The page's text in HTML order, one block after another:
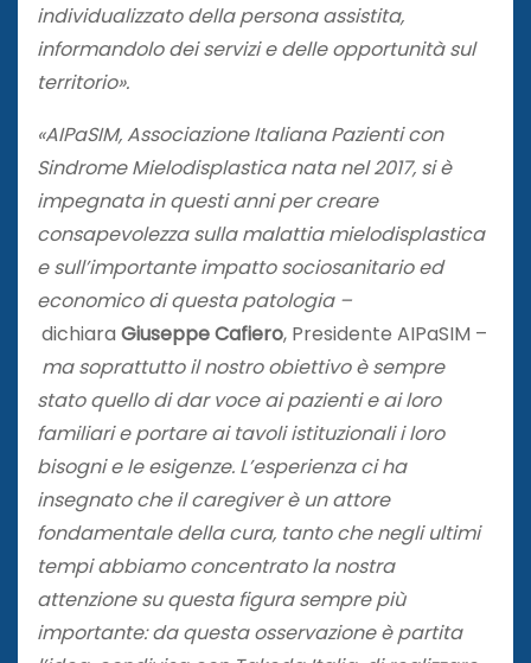
individualizzato della persona assistita,
informandolo dei servizi e delle opportunità sul
territorio».
«AIPaSIM, Associazione Italiana Pazienti con
Sindrome Mielodisplastica nata nel 2017, si è
impegnata in questi anni per creare
consapevolezza sulla malattia mielodisplastica
e sull’importante impatto sociosanitario ed
economico di questa patologia –
dichiara Giuseppe Cafiero, Presidente AIPaSIM –
ma soprattutto il nostro obiettivo è sempre
stato quello di dar voce ai pazienti e ai loro
familiari e portare ai tavoli istituzionali i loro
bisogni e le esigenze. L’esperienza ci ha
insegnato che il caregiver è un attore
fondamentale della cura, tanto che negli ultimi
tempi abbiamo concentrato la nostra
attenzione su questa figura sempre più
importante: da questa osservazione è partita